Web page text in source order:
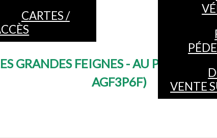
CARTES /
VENTE
GRANDES FEIGNES - AU PIED DES
AGF3P6F)